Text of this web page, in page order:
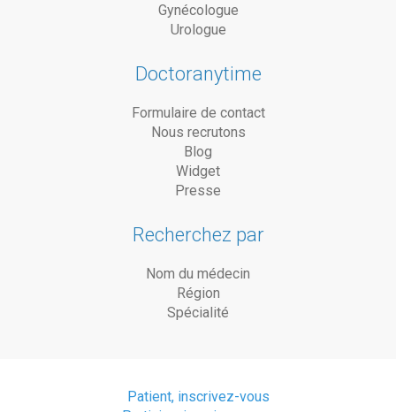
Gynécologue
Urologue
Doctoranytime
Formulaire de contact
Nous recrutons
Blog
Widget
Presse
Recherchez par
Nom du médecin
Région
Spécialité
Patient, inscrivez-vous